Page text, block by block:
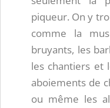
piqueur. On y
comme la
bruyants, les
les chantiers et
aboiements de
ou même les